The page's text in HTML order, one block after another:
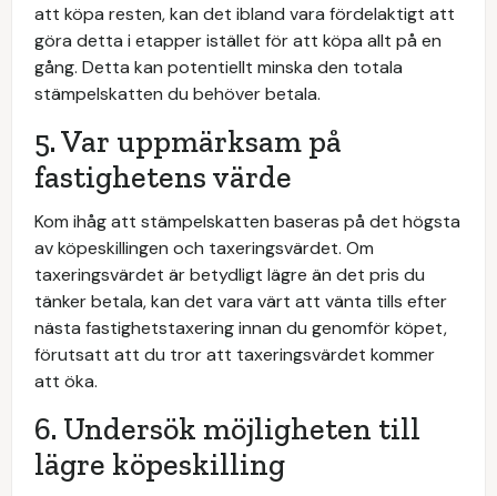
att köpa resten, kan det ibland vara fördelaktigt att
göra detta i etapper istället för att köpa allt på en
gång. Detta kan potentiellt minska den totala
stämpelskatten du behöver betala.
5. Var uppmärksam på
fastighetens värde
Kom ihåg att stämpelskatten baseras på det högsta
av köpeskillingen och taxeringsvärdet. Om
taxeringsvärdet är betydligt lägre än det pris du
tänker betala, kan det vara värt att vänta tills efter
nästa fastighetstaxering innan du genomför köpet,
förutsatt att du tror att taxeringsvärdet kommer
att öka.
6. Undersök möjligheten till
lägre köpeskilling